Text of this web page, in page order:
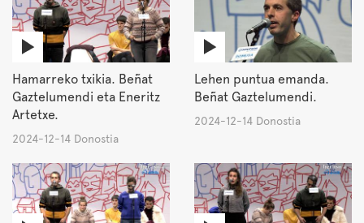
Hamarreko txikia. Beñat
Gaztelumendi eta Eneritz
Artetxe.
2024-12-14 Donostia
Lehen puntua emanda.
Beñat Gaztelumendi.
2024-12-14 Donostia